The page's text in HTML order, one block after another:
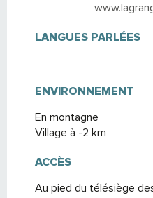
LANGUES PARLÉES
LANGUES PARLÉES
ENVIRONNEMENT
ENVIRONNEMENT
En montagne
Village à -2 km
ACCÈS
ACCÈS
Au pied du télésiège